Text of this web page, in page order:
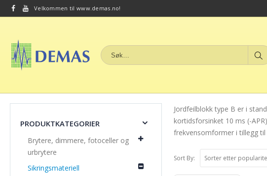
Velkommen til www.demas.no!
Jordfeilblokk type B er i
kortidsforsinket 10 ms (-
frekvensomformer i tillegg til
Sort By:
PRODUKTKATEGORIER
Brytere, dimmere, fotoceller og
urbrytere
Sikringsmateriell